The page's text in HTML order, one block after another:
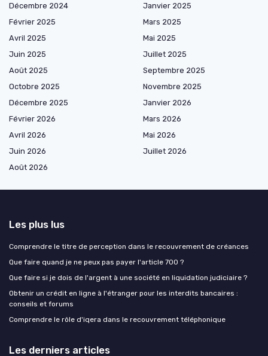
Décembre 2024
Janvier 2025
Février 2025
Mars 2025
Avril 2025
Mai 2025
Juin 2025
Juillet 2025
Août 2025
Septembre 2025
Octobre 2025
Novembre 2025
Décembre 2025
Janvier 2026
Février 2026
Mars 2026
Avril 2026
Mai 2026
Juin 2026
Juillet 2026
Août 2026
Les plus lus
Comprendre le titre de perception dans le recouvrement de créances
Que faire quand je ne peux pas payer l'article 700 ?
Que faire si je dois de l'argent à une société en liquidation judiciaire ?
Obtenir un crédit en ligne à l'étranger pour les interdits bancaires :
conseils et forums
Comprendre le rôle d'iqera dans le recouvrement téléphonique
Les derniers articles